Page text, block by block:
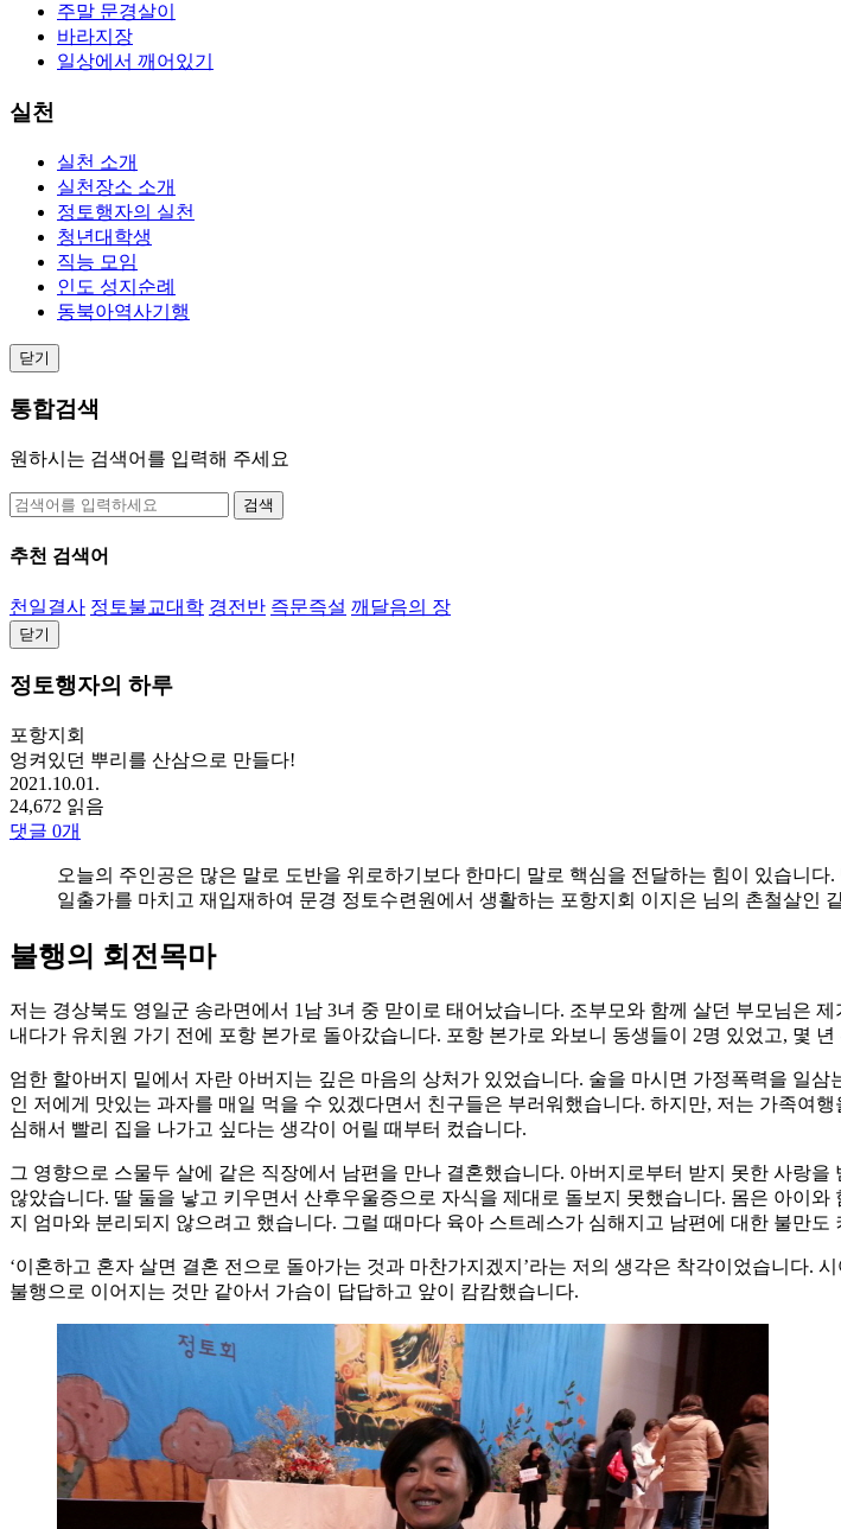
주말 문경살이
바라지장
일상에서 깨어있기
실천
실천 소개
실천장소 소개
정토행자의 실천
청년대학생
직능 모임
인도 성지순례
동북아역사기행
닫기
통합검색
원하시는 검색어를 입력해 주세요
검색
추천 검색어
천일결사 정토불교대학 경전반 즉문즉설 깨달음의 장
닫기
정토행자의 하루
포항지회
엉켜있던 뿌리를 산삼으로 만들다!
2021.10.01.
24,672 읽음
댓글 0개
오늘의 주인공은 많은 말로 도반을 위로하기보다 한마디 말로 핵심을 전달하는 힘이 있습니
일출가를 마치고 재입재하여 문경 정토수련원에서 생활하는 포항지회 이지은 님의 촌철살인
불행의 회전목마
저는 경상북도 영일군 송라면에서 1남 3녀 중 맏이로 태어났습니다. 조부모와 함께 살던 부모님은
내다가 유치원 가기 전에 포항 본가로 돌아갔습니다. 포항 본가로 와보니 동생들이 2명 있었고, 몇
엄한 할아버지 밑에서 자란 아버지는 깊은 마음의 상처가 있었습니다. 술을 마시면 가정폭력을 일
인 저에게 맛있는 과자를 매일 먹을 수 있겠다면서 친구들은 부러워했습니다. 하지만, 저는 가족여
심해서 빨리 집을 나가고 싶다는 생각이 어릴 때부터 컸습니다.
그 영향으로 스물두 살에 같은 직장에서 남편을 만나 결혼했습니다. 아버지로부터 받지 못한 사랑
않았습니다. 딸 둘을 낳고 키우면서 산후우울증으로 자식을 제대로 돌보지 못했습니다. 몸은 아이
지 엄마와 분리되지 않으려고 했습니다. 그럴 때마다 육아 스트레스가 심해지고 남편에 대한 불만
‘이혼하고 혼자 살면 결혼 전으로 돌아가는 것과 마찬가지겠지’라는 저의 생각은 착각이었습니다.
불행으로 이어지는 것만 같아서 가슴이 답답하고 앞이 캄캄했습니다.